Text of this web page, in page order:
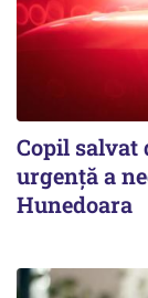
Copil salvat
urgență a
Hunedoara